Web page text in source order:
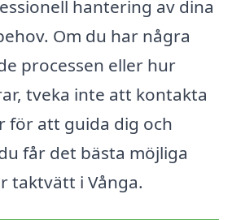
hantering av dina
Om du har några
processen eller hur
tveka inte att kontakta
för att guida dig och
får det bästa möjliga
taktvätt i Vånga.